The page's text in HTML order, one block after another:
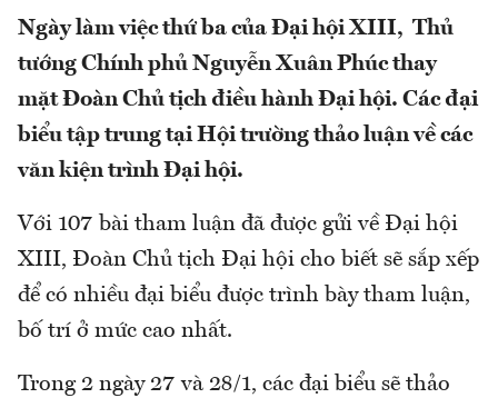
Ngày làm việc thứ ba của Đại hội XIII, Thủ
tướng Chính phủ Nguyễn Xuân Phúc thay
mặt Đoàn Chủ tịch điều hành Đại hội. Các đại
biểu tập trung tại Hội trường thảo luận về các
văn kiện trình Đại hội.
Với 107 bài tham luận đã được gửi về Đại hội
XIII, Đoàn Chủ tịch Đại hội cho biết sẽ sắp xếp
để có nhiều đại biểu được trình bày tham luận,
bố trí ở mức cao nhất.
Trong 2 ngày 27 và 28/1, các đại biểu sẽ thảo